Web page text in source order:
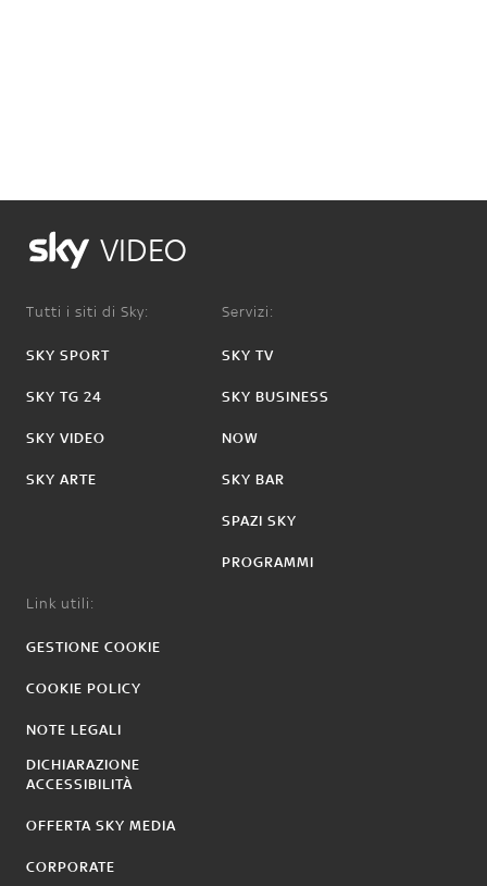
VIDEO
Tutti i siti di Sky:
SKY SPORT
SKY TG 24
SKY VIDEO
SKY ARTE
Servizi:
SKY TV
SKY BUSINESS
NOW
SKY BAR
SPAZI SKY
PROGRAMMI
Link utili:
GESTIONE COOKIE
COOKIE POLICY
NOTE LEGALI
DICHIARAZIONE
ACCESSIBILITÀ
OFFERTA SKY MEDIA
CORPORATE